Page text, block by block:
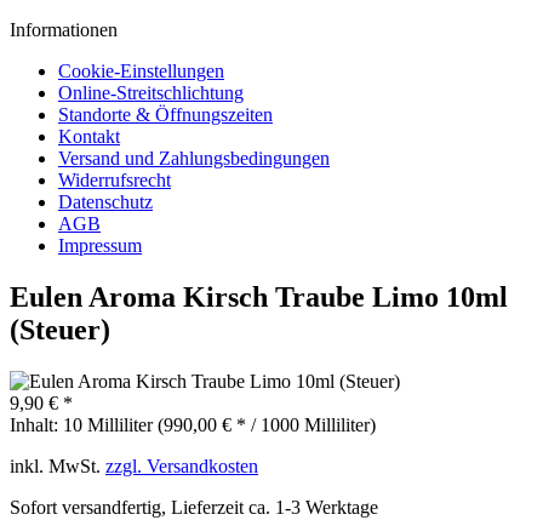
Informationen
Cookie-Einstellungen
Online-Streitschlichtung
Standorte & Öffnungszeiten
Kontakt
Versand und Zahlungsbedingungen
Widerrufsrecht
Datenschutz
AGB
Impressum
Eulen Aroma Kirsch Traube Limo 10ml
(Steuer)
9,90 € *
Inhalt: 10 Milliliter (990,00 € * / 1000 Milliliter)
inkl. MwSt. zzgl. Versandkosten
Sofort versandfertig, Lieferzeit ca. 1-3 Werktage